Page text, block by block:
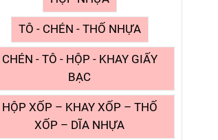
TÔ - CHÉN - THỐ NHỰA
CHÉN - TÔ - HỘP - KHAY GIẤY
BẠC
HỘP XỐP – KHAY XỐP – THỐ
XỐP – DĨA NHỰA